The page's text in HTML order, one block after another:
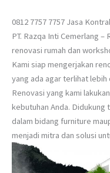
0812 7757 7757 Jasa
PT. Razqa Inti Cemerlang
renovasi rumah dan
Kami siap mengerjakan
yang ada agar terlihat lebih
Renovasi yang kami
kebutuhan Anda. Didukung
dalam bidang furniture
menjadi mitra dan solusi